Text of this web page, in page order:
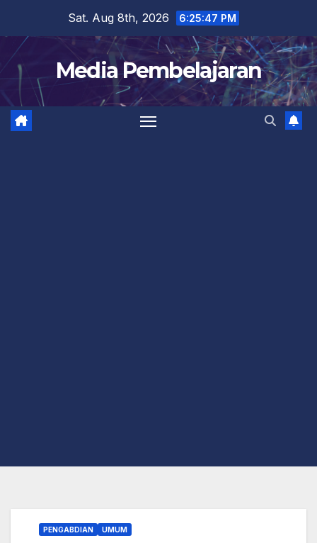
content
Sat. Aug 8th, 2026 6:25:48 PM
Media Pembelajaran
PENGABDIAN UMUM